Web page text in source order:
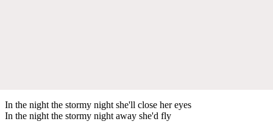
In the night the stormy night she'll close her eyes
In the night the stormy night away she'd fly